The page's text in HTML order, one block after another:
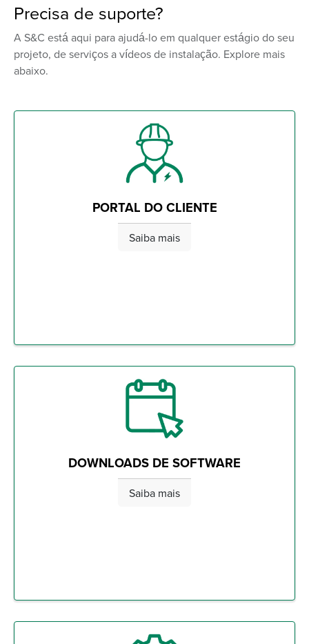
Precisa de suporte?
A S&C está aqui para ajudá-lo em qualquer estágio do seu
projeto, de serviços a vídeos de instalação. Explore mais
abaixo.
PORTAL DO CLIENTE
Saiba mais
DOWNLOADS DE SOFTWARE
Saiba mais